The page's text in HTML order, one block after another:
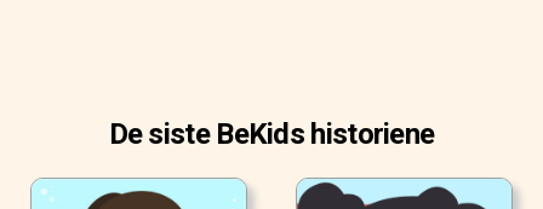
De siste BeKids historiene